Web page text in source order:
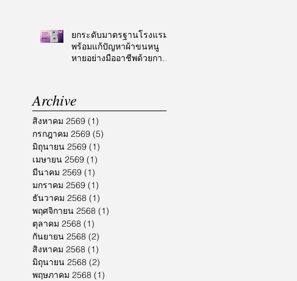
ยกระดับมาตรฐานโรงแรม
พร้อมแก้ปัญหาผ้าขนหนู
หายอย่างมืออาชีพด้วยการ
Archive
สิงหาคม 2569 (1)
กรกฎาคม 2569 (5)
มิถุนายน 2569 (1)
เมษายน 2569 (1)
มีนาคม 2569 (1)
มกราคม 2569 (1)
ธันวาคม 2568 (1)
พฤศจิกายน 2568 (1)
ตุลาคม 2568 (1)
กันยายน 2568 (2)
สิงหาคม 2568 (1)
มิถุนายน 2568 (2)
พฤษภาคม 2568 (1)